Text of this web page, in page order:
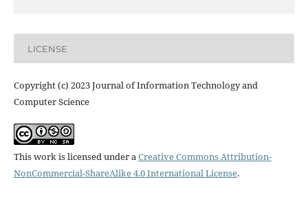
LICENSE
Copyright (c) 2023 Journal of Information Technology and
Computer Science
This work is licensed under aCreative Commons Attribution-
NonCommercial-ShareAlike 4.0 International License.